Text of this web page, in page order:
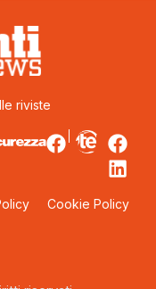
riviste
Cookie Policy